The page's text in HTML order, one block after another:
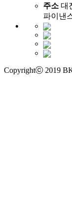
주소 대
파이낸
Copyrightⓒ 2019